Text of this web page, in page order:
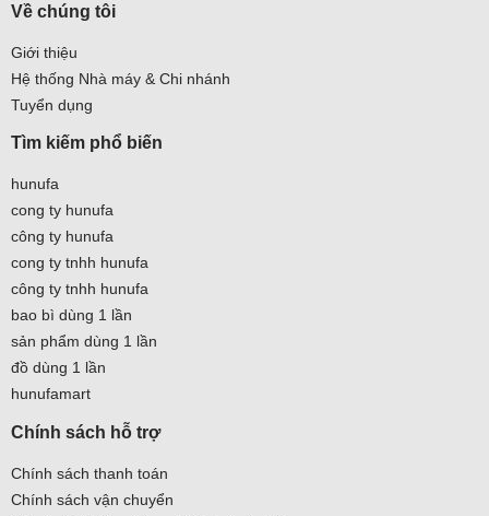
Về chúng tôi
Giới thiệu
Hệ thống Nhà máy & Chi nhánh
Tuyển dụng
Tìm kiếm phổ biến
hunufa
cong ty hunufa
công ty hunufa
cong ty tnhh hunufa
công ty tnhh hunufa
bao bì dùng 1 lần
sản phẩm dùng 1 lần
đồ dùng 1 lần
hunufamart
Chính sách hỗ trợ
Chính sách thanh toán
Chính sách vận chuyển